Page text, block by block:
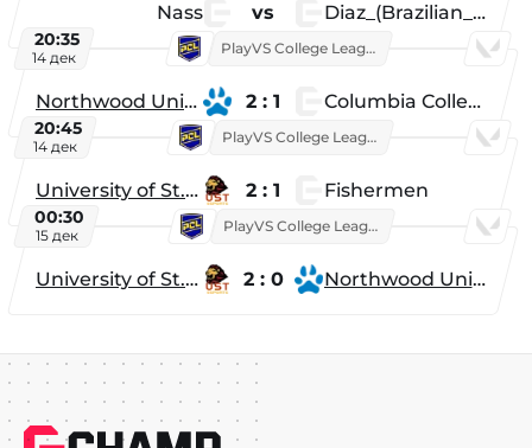
Nass vs Diaz_(Brazilian_Player)
20:35
14 дек
PlayVS College League 2025: Fall
Northwood University 2 : 1 Columbia College
20:45
14 дек
PlayVS College League 2025: Fall
University of St. Thomas 2 : 1 Fishermen
00:30
15 дек
PlayVS College League 2025: Fall
University of St. Thomas 2 : 0 Northwood University